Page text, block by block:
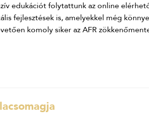
edukációt folytattunk az online
fejlesztések is, amelyekkel még
komoly siker az AFR